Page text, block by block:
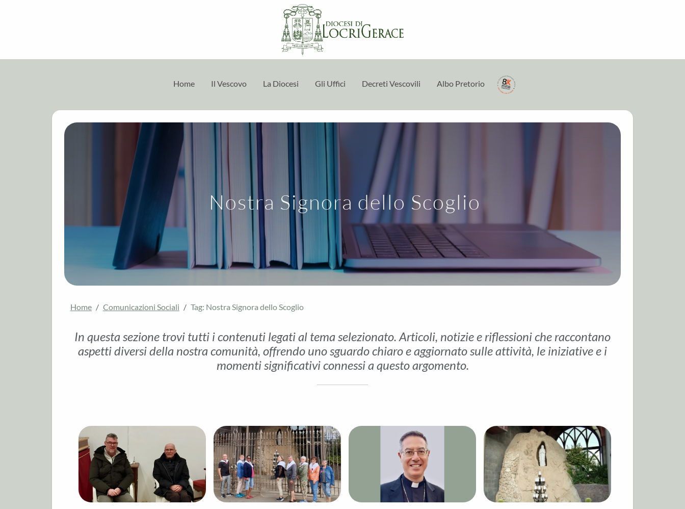
Home Il Vescovo La Diocesi Gli Uffici Decreti Vescovili Albo Pretorio
Nostra Signora dello Scoglio
Home Comunicazioni Sociali Tag: Nostra Signora dello Scoglio
In questa sezione trovi tutti i contenuti legati al tema selezionato. Articoli, notizie e riflessioni che raccontano
aspetti diversi della nostra comunità, offrendo uno sguardo chiaro e aggiornato sulle attività, le iniziative e i
momenti significativi connessi a questo argomento.